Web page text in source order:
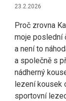
23.2.2026
Proč zrovna
moje poslední
a není to
a společně s
nádherný
lezení kousek
sportovní